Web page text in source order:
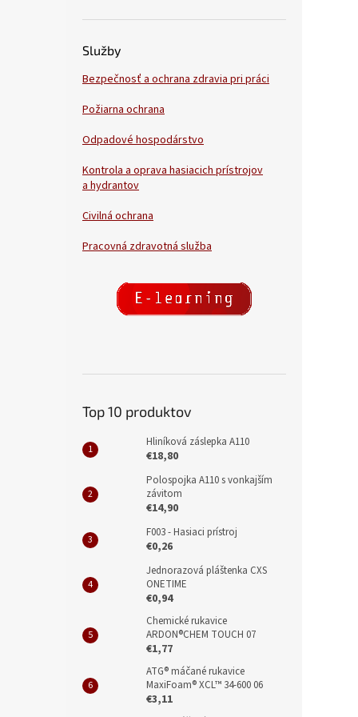
Služby
Bezpečnosť a ochrana zdravia pri práci
Požiarna ochrana
Odpadové hospodárstvo
Kontrola a oprava hasiacich prístrojov
a hydrantov
Civilná ochrana
Pracovná zdravotná služba
Top 10 produktov
Hliníková záslepka A110
€18,80
Polospojka A110 s vonkajším
závitom
€14,90
F003 - Hasiaci prístroj
€0,26
Jednorazová pláštenka CXS
ONETIME
€0,94
Chemické rukavice
ARDON®CHEM TOUCH 07
€1,77
ATG® máčané rukavice
MaxiFoam® XCL™ 34-600 06
€3,11